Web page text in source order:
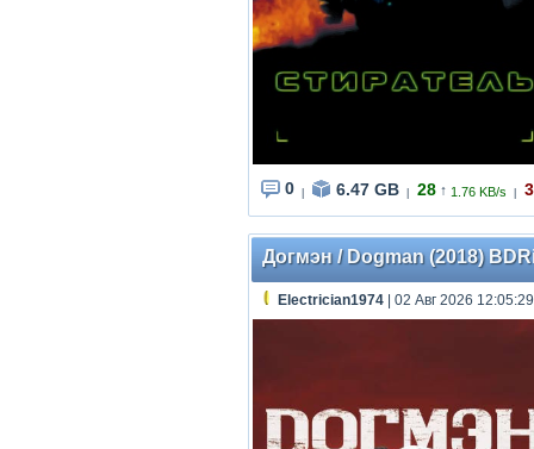
0 6.47 GB 28 ↑ 1.76 KB/s 3
Догмэн / Dogman (2018)
Electrician1974 | 02 Авг 2026 12:05:29